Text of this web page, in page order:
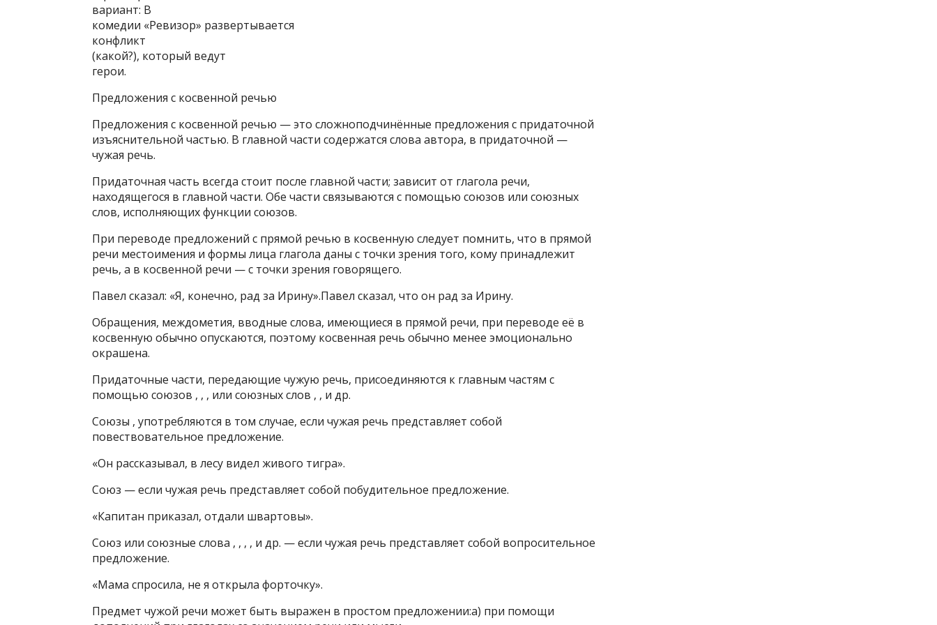
вариант: В
комедии «Ревизор» развертывается
конфликт
(какой?), который ведут
герои.
Предложения с косвенной речью
Предложения с косвенной речью — это сложноподчинённые предложения с придаточной
изъяснительной частью. В главной части содержатся слова автора, в придаточной —
чужая речь.
Придаточная часть всегда стоит после главной части; зависит от глагола речи,
находящегося в главной части. Обе части связываются с помощью союзов или союзных
слов, исполняющих функции союзов.
При переводе предложений с прямой речью в косвенную следует помнить, что в прямой
речи местоимения и формы лица глагола даны с точки зрения того, кому принадлежит
речь, а в косвенной речи — с точки зрения говорящего.
Павел сказал: «Я, конечно, рад за Ирину».Павел сказал, что он рад за Ирину.
Обращения, междометия, вводные слова, имеющиеся в прямой речи, при переводе её в
косвенную обычно опускаются, поэтому косвенная речь обычно менее эмоционально
окрашена.
Придаточные части, передающие чужую речь, присоединяются к главным частям с
помощью союзов , , , или союзных слов , , и др.
Союзы , употребляются в том случае, если чужая речь представляет собой
повествовательное предложение.
«Он рассказывал, в лесу видел живого тигра».
Союз — если чужая речь представляет собой побудительное предложение.
«Капитан приказал, отдали швартовы».
Союз или союзные слова , , , , и др. — если чужая речь представляет собой вопросительное
предложение.
«Мама спросила, не я открыла форточку».
Предмет чужой речи может быть выражен в простом предложении:а) при помощи